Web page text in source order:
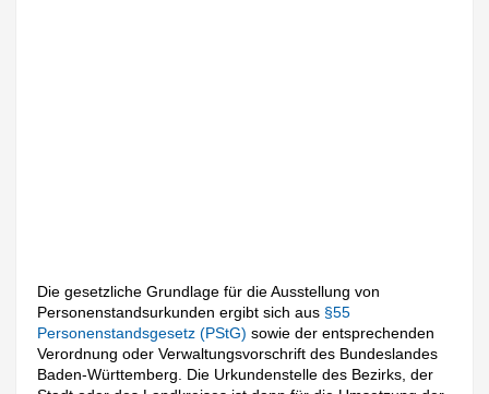
Die gesetzliche Grundlage für die Ausstellung von
Personenstandsurkunden ergibt sich aus §55
Personenstandsgesetz (PStG)sowie der entsprechenden
Verordnung oder Verwaltungsvorschrift des Bundeslandes
Baden-Württemberg. Die Urkundenstelle des Bezirks, der